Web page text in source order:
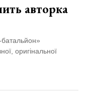
авторка
батальйон»
оригінальної